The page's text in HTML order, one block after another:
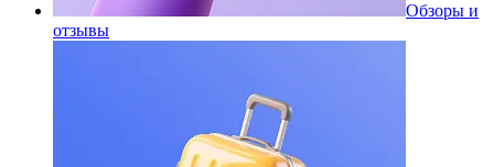
Обзоры и
отзывы